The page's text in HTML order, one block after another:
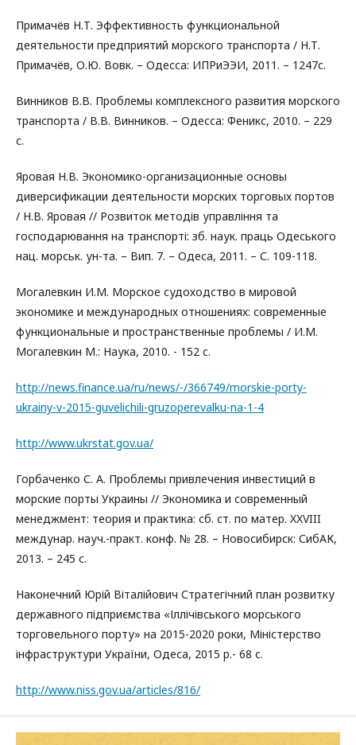
Примачёв Н.Т. Эффективность функциональной
деятельности предприятий морского транспорта / Н.Т.
Примачёв, О.Ю. Вовк. – Одесса: ИПРиЭЭИ, 2011. – 1247с.
Винников В.В. Проблемы комплексного развития морского
транспорта / В.В. Винников. – Одесса: Феникс, 2010. – 229
с.
Яровая Н.В. Экономико-организационные основы
диверсификации деятельности морских торговых портов
/ Н.В. Яровая // Розвиток методів управління та
господарювання на транспорті: зб. наук. праць Одеського
нац. морськ. ун-та. – Вип. 7. – Одеса, 2011. – С. 109-118.
Могалевкин И.М. Морское судоходство в мировой
экономике и международных отношениях: современные
функциональные и пространственные проблемы / И.М.
Могалевкин М.: Наука, 2010. - 152 с.
http://news.finance.ua/ru/news/-/366749/morskie-porty-
ukrainy-v-2015-guvelichili-gruzoperevalku-na-1-4
http://www.ukrstat.gov.ua/
Горбаченко С. А. Проблемы привлечения инвестиций в
морские порты Украины // Экономика и современный
менеджмент: теория и практика: сб. ст. по матер. XXVIII
междунар. науч.-практ. конф. № 28. – Новосибирск: СибАК,
2013. – 245 с.
Наконечний Юрій Віталійович Стратегічний план розвитку
державного підприємства «Іллічівського морського
торговельного порту» на 2015-2020 роки, Міністерство
інфраструктури України, Одеса, 2015 р.- 68 с.
http://www.niss.gov.ua/articles/816/